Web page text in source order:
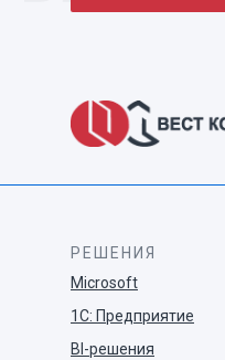
РЕШЕНИЯ
Microsoft
1С: Предприятие
BI-решения